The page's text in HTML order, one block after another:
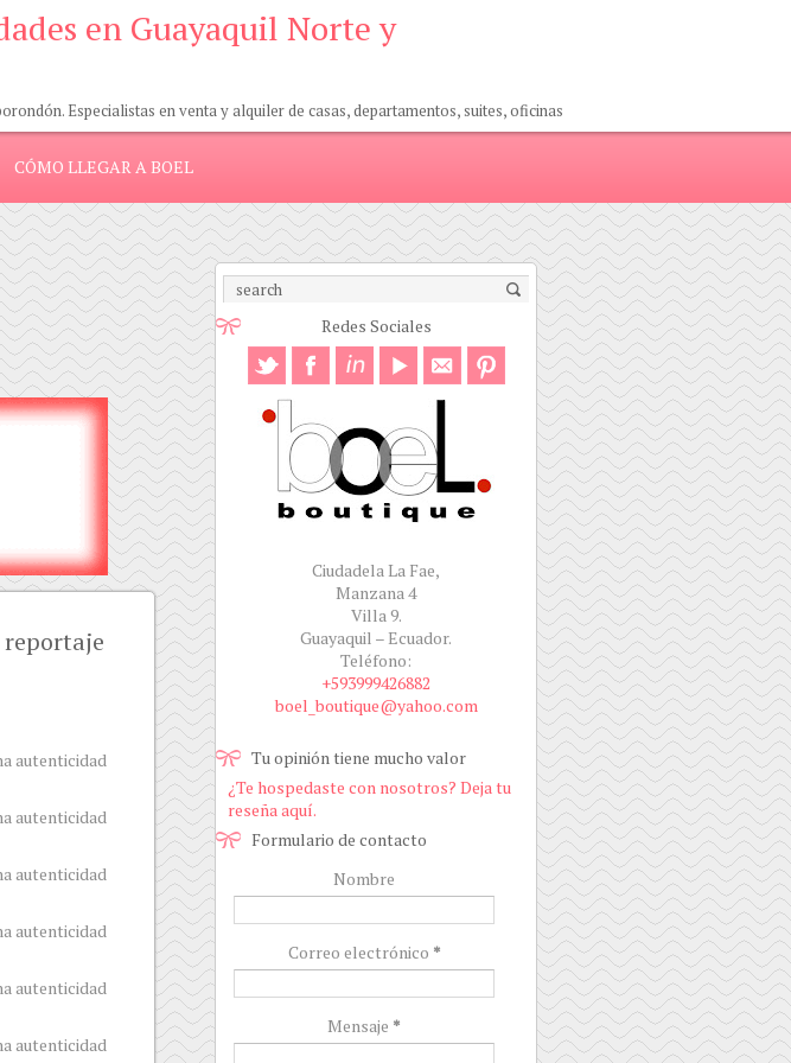
en Guayaquil Norte y
Especialistas en venta y alquiler de casas, departamentos, suites, oficinas
CÓMO LLEGAR A BOEL
Redes Sociales
Ciudadela La Fae,
Manzana 4
Villa 9.
Guayaquil – Ecuador.
Teléfono:
+593999426882
boel_boutique@yahoo.com
Tu opinión tiene mucho valor
¿Te hospedaste con nosotros? Deja tu
reseña aquí.
Formulario de contacto
Nombre
Correo electrónico *
Mensaje *